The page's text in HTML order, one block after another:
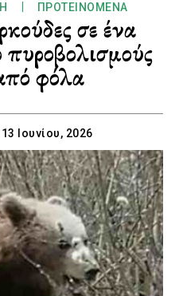
ΠΡΟΤΕΙΝΌΜΕΝΑ
σε ένα
φόλα
13 Ιουνίου, 2026